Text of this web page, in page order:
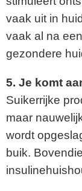
vaak uit in
vaak al na
gezondere
5. Je komt
Suikerrijke
maar
wordt
buik.